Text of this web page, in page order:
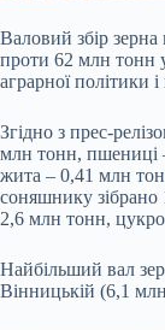
Валовий збір зерна
проти 62 млн тонн
аграрної політики
Згідно з прес-
млн тонн, пшениці
жита – 0,41 млн
соняшнику
2,6 млн тонн,
Найбільший вал
Вінницькій (6,1